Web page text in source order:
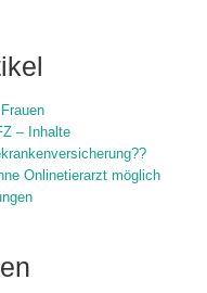
– Inhalte
Onlinetierarzt möglich